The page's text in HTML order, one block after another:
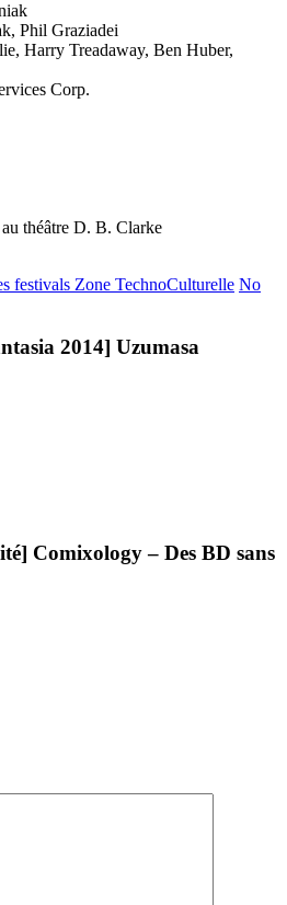
Phil Graziadei
Harry Treadaway, Ben Huber,
Corp.
théâtre D. B. Clarke
festivals Zone TechnoCulturelle No
2014] Uzumasa
Comixology – Des BD sans